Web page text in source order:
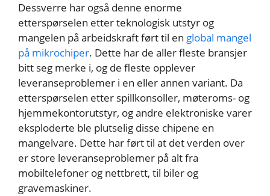
Dessverre har også denne enorme
etterspørselen etter teknologisk utstyr og
mangelen på arbeidskraft ført til en global mangel
på mikrochiper. Dette har de aller fleste bransjer
bitt seg merke i, og de fleste opplever
leveranseproblemer i en eller annen variant. Da
etterspørselen etter spillkonsoller, møteroms- og
hjemmekontorutstyr, og andre elektroniske varer
eksploderte ble plutselig disse chipene en
mangelvare. Dette har ført til at det verden over
er store leveranseproblemer på alt fra
mobiltelefoner og nettbrett, til biler og
gravemaskiner.